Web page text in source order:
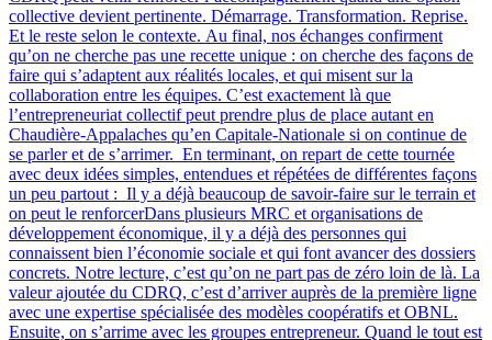
collective devient pertinente. Démarrage. Transformation. Reprise.
Et le reste selon le contexte. Au final, nos échanges confirment
qu’on ne cherche pas une recette unique : on cherche des façons de
faire qui s’adaptent aux réalités locales, et qui misent sur la
collaboration entre les équipes. C’est exactement là que
l’entrepreneuriat collectif peut prendre plus de place autant en
Chaudière-Appalaches qu’en Capitale-Nationale si on continue de
se parler et de s’arrimer. En terminant, on repart de cette tournée
avec deux idées simples, entendues et répétées de différentes façons
un peu partout : Il y a déjà beaucoup de savoir-faire sur le terrain et
on peut le renforcerDans plusieurs MRC et organisations de
développement économique, il y a déjà des personnes qui
connaissent bien l’économie sociale et qui font avancer des dossiers
concrets. Notre lecture, c’est qu’on ne part pas de zéro loin de là. La
valeur ajoutée du CDRQ, c’est d’arriver auprès de la première ligne
avec une expertise spécialisée des modèles coopératifs et OBNL.
Ensuite, on s’arrime avec les groupes entrepreneur. Quand le tout est